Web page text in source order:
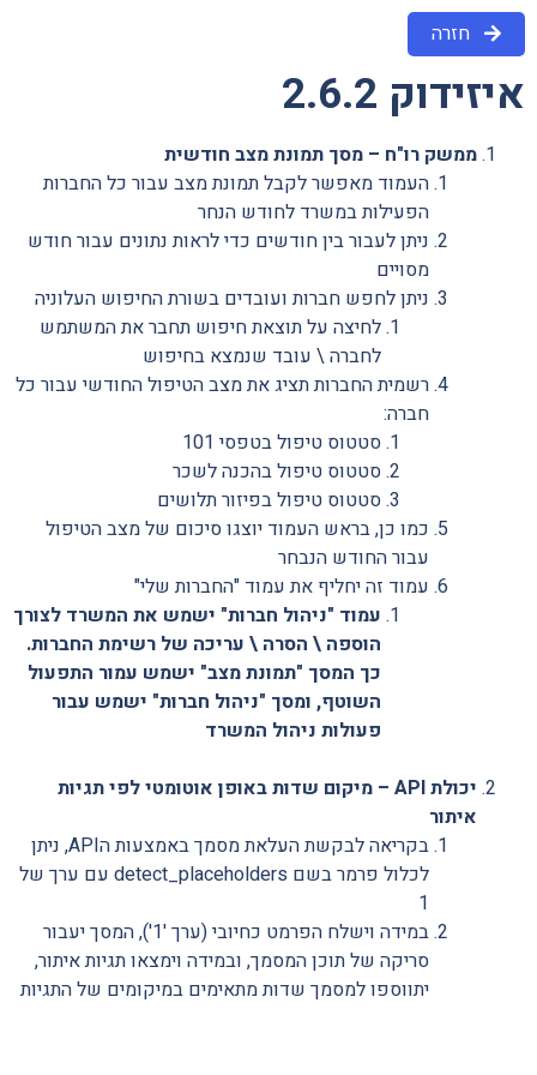
חזרה
איזידוק 2.6.2
ממשק רו"ח – מסך תמונת מצב חודשית
העמוד מאפשר לקבל תמונת מצב עבור כל החברות
הפעילות במשרד לחודש הנחר
ניתן לעבור בין חודשים כדי לראות נתונים עבור חודש
מסויים
ניתן לחפש חברות ועובדים בשורת החיפוש העלוניה
לחיצה על תוצאת חיפוש תחבר את המשתמש
לחברה \ עובד שנמצא בחיפוש
רשמית החברות תציג את מצב הטיפול החודשי עבור כל
חברה:
סטטוס טיפול בטפסי 101
סטטוס טיפול בהכנה לשכר
סטטוס טיפול בפיזור תלושים
כמו כן, בראש העמוד יוצגו סיכום של מצב הטיפול
עבור החודש הנבחר
עמוד זה יחליף את עמוד "החברות שלי"
עמוד "ניהול חברות" ישמש את המשרד לצורך
הוספה \ הסרה \ עריכה של רשימת החברות.
כך המסך "תמונת מצב" ישמש עמור התפעול
השוטף, ומסך "ניהול חברות" ישמש עבור
פעולות ניהול המשרד
יכולת API –
מיקום שדות באופן אוטומטי לפי תגיות
איתור
בקריאה לבקשת העלאת מסמך באמצעות הAPI, ניתן
לכלול פרמר בשם detect_placeholders עם ערך של
1
במידה וישלח הפרמט כחיובי (ערך '1'), המסך יעבור
סריקה של תוכן המסמך, ובמידה וימצאו תגיות איתור,
יתווספו למסמך שדות מתאימים במיקומים של התגיות